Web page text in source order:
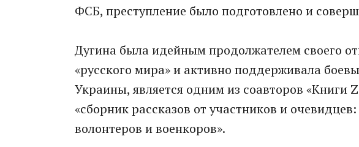
ФСБ, преступление было подготовлено и
Дугина была идейным продолжателем своего
«русского мира» и активно поддерживала
Украины, является одним из соавторов «Книги
«сборник рассказов от участников и
волонтеров и военкоров».